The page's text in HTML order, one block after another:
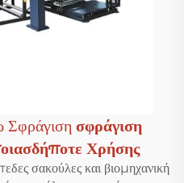
σφράγιση
Χρήσης
σακούλες και βιομηχανική